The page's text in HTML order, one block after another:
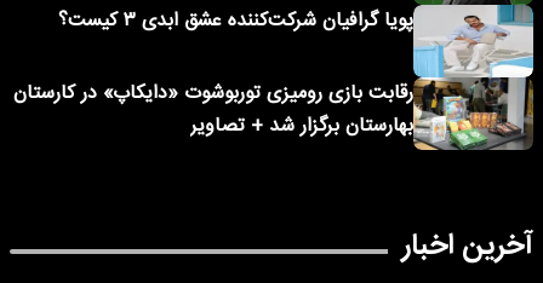
پویا گرافیان شرکت‌کننده عشق ابدی ۳ کیست؟
رقابت بازی رومیزی توربوشوت «دایکاپ» در کارستان
بهارستان برگزار شد + تصاویر
آخرین اخبار